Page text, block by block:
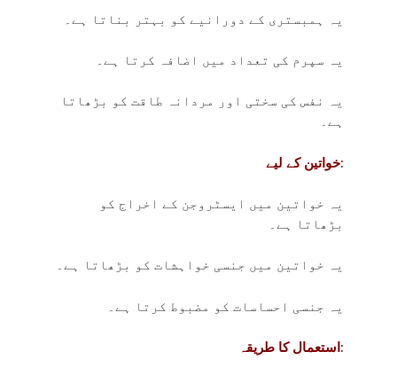
یہ ہمبستری کے دورانیے کو بہتر بناتا ہے۔
یہ سپرم کی تعداد میں اضافہ کرتا ہے۔
یہ نفس کی سختی اور مردانہ طاقت کو بڑھاتا
ہے۔
خواتین کے لیے:
یہ خواتین میں ایسٹروجن کے اخراج کو
بڑھاتا ہے۔
یہ خواتین میں جنسی خواہشات کو بڑھاتا ہے۔
یہ جنسی احساسات کو مضبوط کرتا ہے۔
استعمال کا طریقہ: